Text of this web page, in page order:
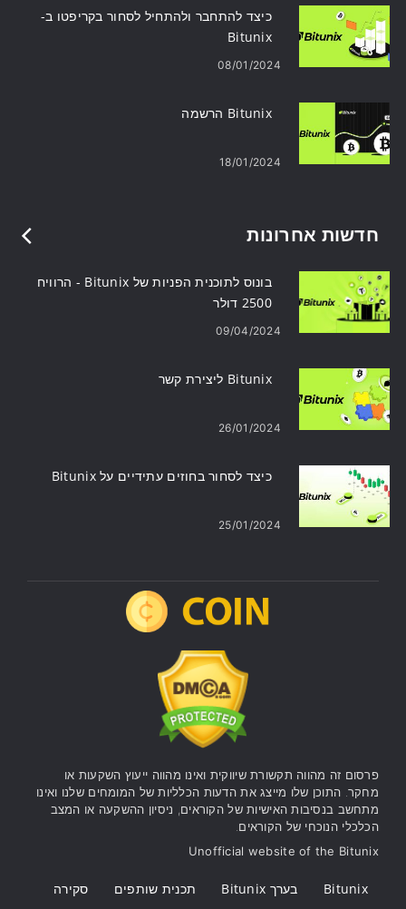
כיצד להתחבר ולהתחיל לסחור בקריפטו ב-
Bitunix
08/01/2024
Bitunix הרשמה
18/01/2024
חדשות אחרונות
בונוס לתוכנית הפניות של Bitunix - הרוויח
2500 דולר
09/04/2024
Bitunix ליצירת קשר
26/01/2024
כיצד לסחור בחוזים עתידיים על Bitunix
25/01/2024
פרסום זה מהווה תקשורת שיווקית ואינו מהווה ייעוץ השקעות או
מחקר. התוכן שלו מייצג את הדעות הכלליות של המומחים שלנו ואינו
מתחשב בנסיבות האישיות של הקוראים, ניסיון ההשקעה או המצב
הכלכלי הנוכחי של הקוראים.
Unofficial website of the Bitunix
Bitunix בערך Bitunix תכנית שותפים סקירה